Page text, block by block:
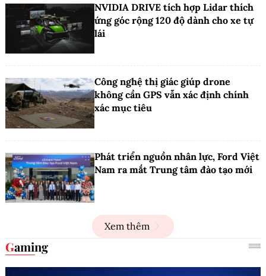
NVIDIA DRIVE tích hợp Lidar thích
ứng góc rộng 120 độ dành cho xe tự
lái
Công nghệ thị giác giúp drone
không cần GPS vẫn xác định chính
xác mục tiêu
Phát triển nguồn nhân lực, Ford Việt
Nam ra mắt Trung tâm đào tạo mới
Xem thêm
Gaming